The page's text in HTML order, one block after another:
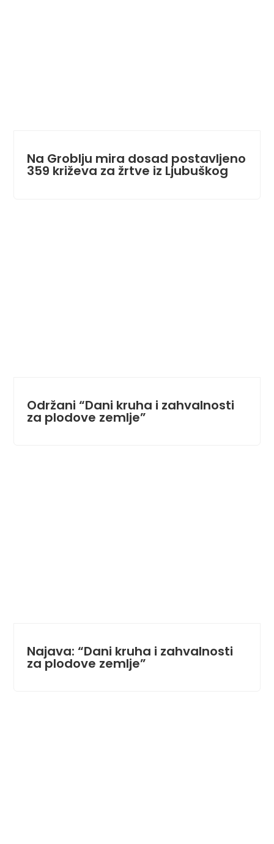
Na Groblju mira dosad postavljeno
359 križeva za žrtve iz Ljubuškog
Održani “Dani kruha i zahvalnosti
za plodove zemlje”
Najava: “Dani kruha i zahvalnosti
za plodove zemlje”